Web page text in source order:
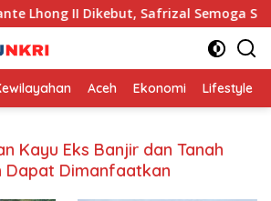
Lhong II Dikebut, Safrizal Semoga
Aceh Ekonomi Lifestyle
Kayu Eks Banjir dan Tanah
Dapat Dimanfaatkan